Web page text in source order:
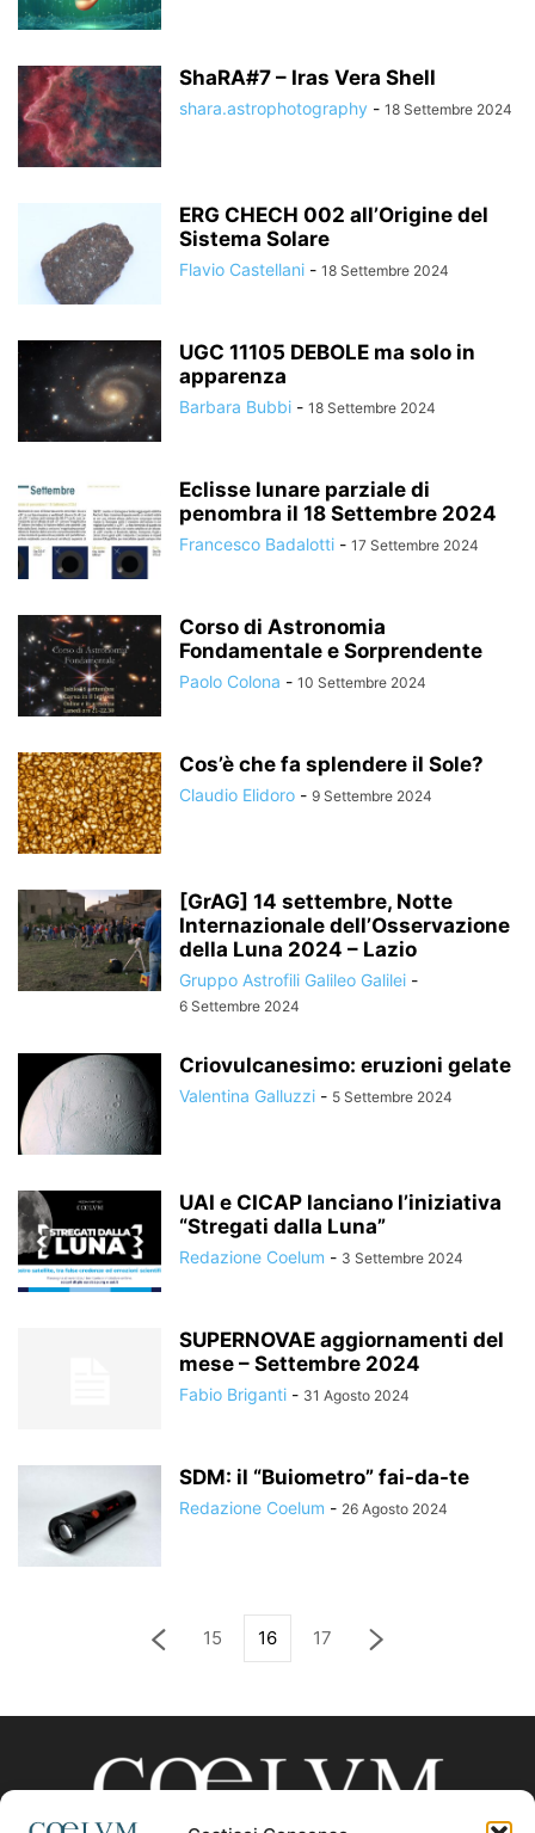
ShaRA#7 – Iras Vera Shell
shara.astrophotography - 18 Settembre 2024
ERG CHECH 002 all’Origine del
Sistema Solare
Flavio Castellani - 18 Settembre 2024
UGC 11105 DEBOLE ma solo in
apparenza
Barbara Bubbi - 18 Settembre 2024
Eclisse lunare parziale di
penombra il 18 Settembre 2024
Francesco Badalotti - 17 Settembre 2024
Corso di Astronomia
Fondamentale e Sorprendente
Paolo Colona - 10 Settembre 2024
Cos’è che fa splendere il Sole?
Claudio Elidoro - 9 Settembre 2024
[GrAG] 14 settembre, Notte
Internazionale dell’Osservazione
della Luna 2024 – Lazio
Gruppo Astrofili Galileo Galilei -
6 Settembre 2024
Criovulcanesimo: eruzioni gelate
Valentina Galluzzi - 5 Settembre 2024
UAI e CICAP lanciano l’iniziativa
“Stregati dalla Luna”
Redazione Coelum - 3 Settembre 2024
SUPERNOVAE aggiornamenti del
mese – Settembre 2024
Fabio Briganti - 31 Agosto 2024
SDM: il “Buiometro” fai-da-te
Redazione Coelum - 26 Agosto 2024
15 16 17